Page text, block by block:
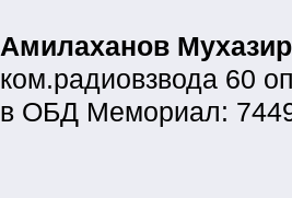
Амилаханов
ком.радиовзвода 60
в ОБД Мемориал: